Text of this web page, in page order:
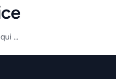
...